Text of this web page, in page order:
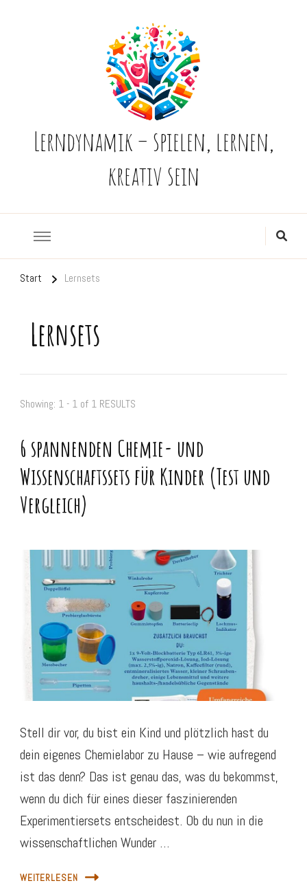
Lerndynamik – spielen, lernen,
kreativ sein
Start Lernsets
Lernsets
Showing: 1 - 1 of 1 RESULTS
6 spannenden Chemie- und
Wissenschaftssets für Kinder (Test und
Vergleich)
Stell dir vor, du bist ein Kind und plötzlich hast du
dein eigenes Chemielabor zu Hause – wie aufregend
ist das denn? Das ist genau das, was du bekommst,
wenn du dich für eines dieser faszinierenden
Experimentiersets entscheidest. Ob du nun in die
wissenschaftlichen Wunder …
WEITERLESEN